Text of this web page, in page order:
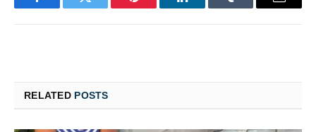
FacebookTwitter Pinterest LinkedInTumblr Email
RELATED POSTS